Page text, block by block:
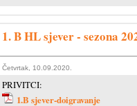
1. B HL sjever - sezona
Četvrtak, 10.09.2020.
PRIVITCI:
1.B sjever-doigravanje